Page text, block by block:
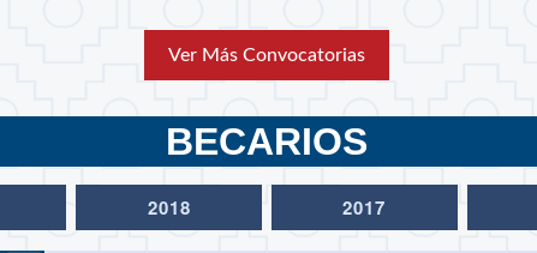
Ver Más Convocatorias
BECARIOS
2018 2017